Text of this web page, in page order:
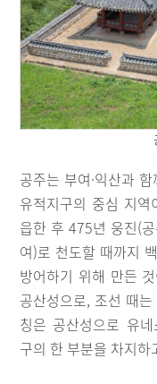
공주는 부여·익산과
유적지구의 중심 지
읍한 후 475년 웅진(
여)로 천도할 때까지
방어하기 위해 만든
공산성으로, 조선 때
칭은 공산성으로 유
구의 한 부분을 차지하